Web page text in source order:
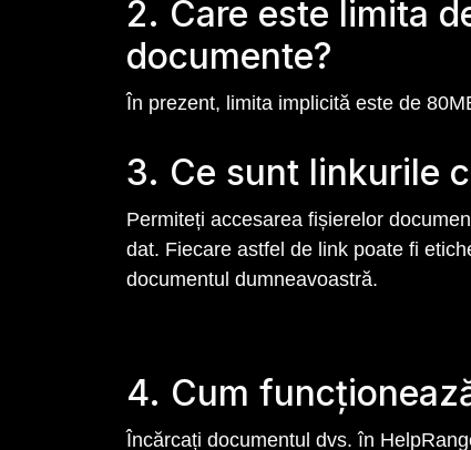
2. Care este limita
documente?
În prezent, limita implicită este de
3. Ce sunt linkurile
Permiteți accesarea fișierelor
dat. Fiecare astfel de link poate fi
documentul dumneavoastră.
4. Cum
Încărcați documentul dvs. în